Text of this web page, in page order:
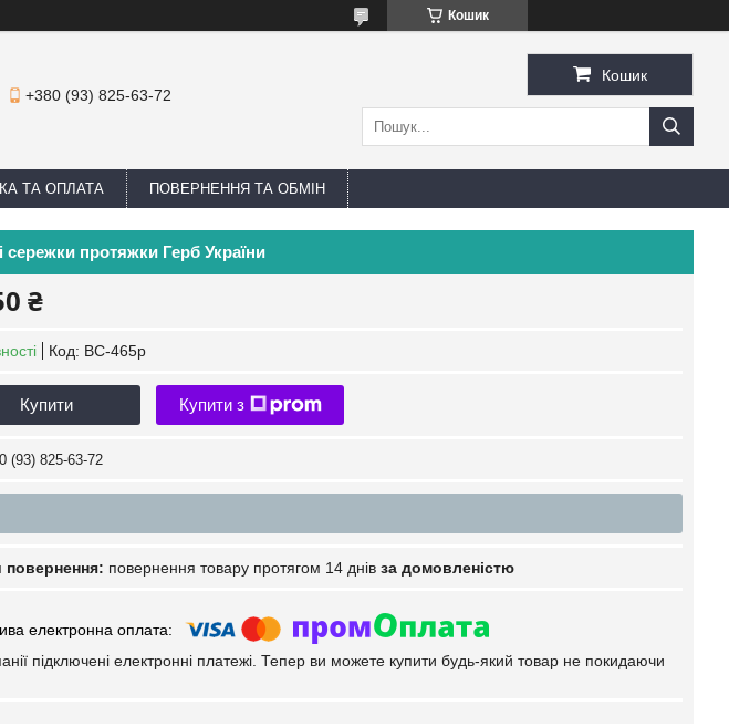
Кошик
+380 (93) 825-63-72
Кошик
ТА ОПЛАТА ПОВЕРНЕННЯ ТА ОБМІН
сережки протяжки Герб України
₴
Код: ВС-465р
Купити Купити з
(93) 825-63-72
повернення товару протягом 14 днів за домовленістю
підключені електронні платежі. Тепер ви можете купити будь-який товар не покидаючи